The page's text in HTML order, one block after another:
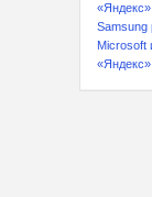
Samsung
Microsoft
«Яндекс»